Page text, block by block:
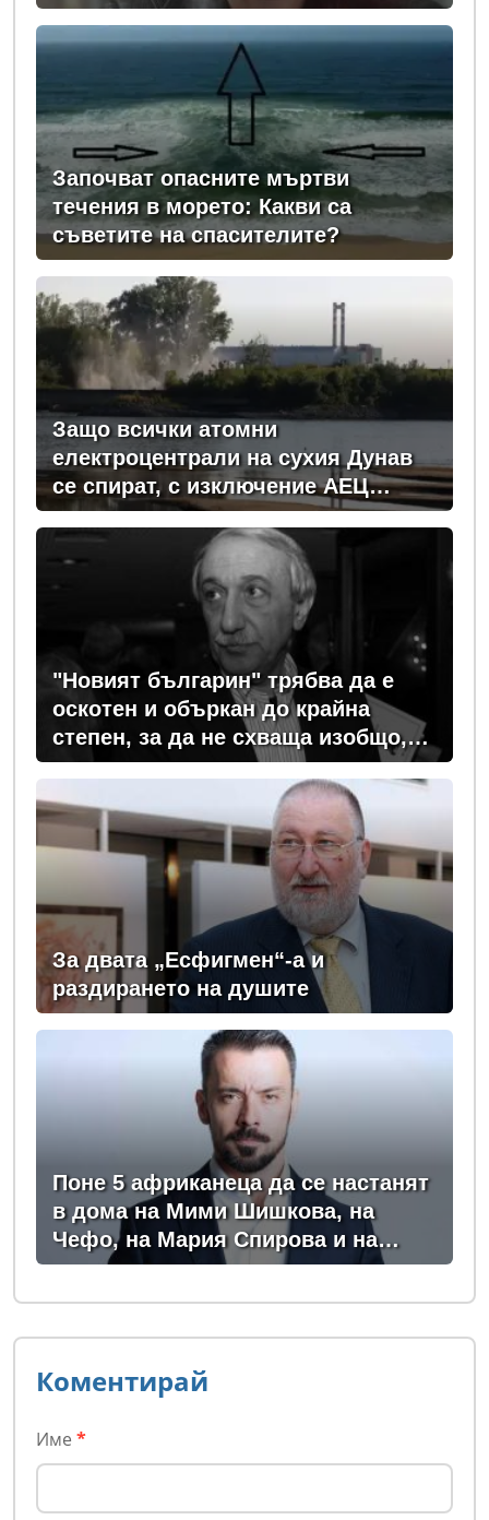
Започват опасните мъртви
течения в морето: Какви са
съветите на спасителите?
Защо всички атомни
електроцентрали на сухия Дунав
се спират, с изключение АЕЦ
"Козлодуй"?
"Новият българин" трябва да е
оскотен и объркан до крайна
степен, за да не схваща изобщо,
какви хора се упражняват с него
За двата „Есфигмен“-а и
раздирането на душите
Поне 5 африканеца да се настанят
в дома на Мими Шишкова, на
Чефо, на Мария Спирова и на
Христо Комарницки
Коментирай
Име *